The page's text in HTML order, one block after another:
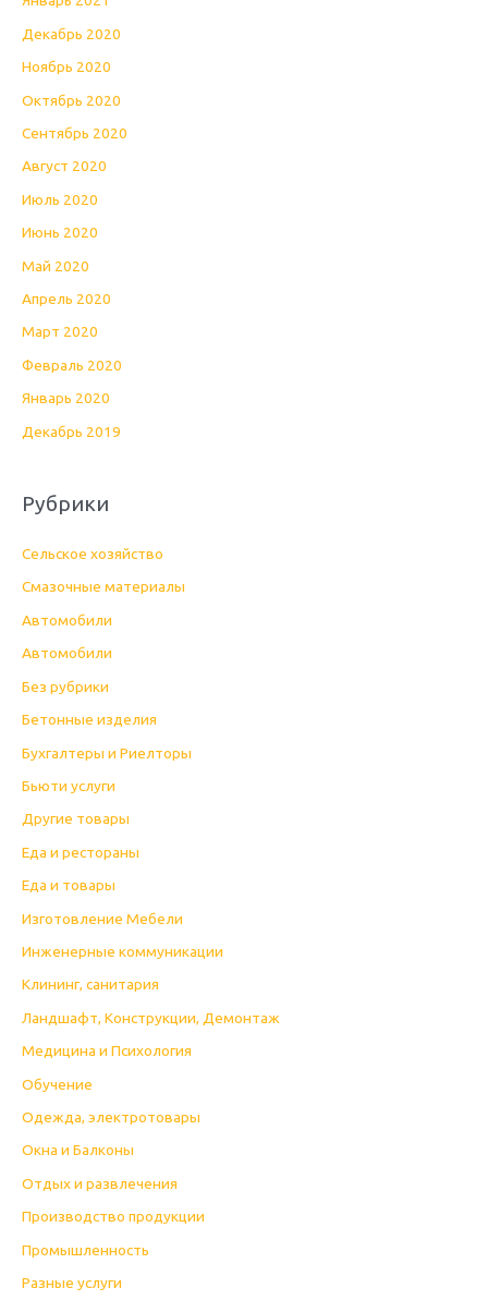
Декабрь 2020
Ноябрь 2020
Октябрь 2020
Сентябрь 2020
Август 2020
Июль 2020
Июнь 2020
Май 2020
Апрель 2020
Март 2020
Февраль 2020
Январь 2020
Декабрь 2019
Рубрики
Cельское хозяйство
Cмазочные материалы
Автомобили
Автомобили
Без рубрики
Бетонные изделия
Бухгалтеры и Риелторы
Бьюти услуги
Другие товары
Еда и рестораны
Еда и товары
Изготовление Мебели
Инженерные коммуникации
Клининг, санитария
Ландшафт, Конструкции, Демонтаж
Медицина и Психология
Обучение
Одежда, электротовары
Окна и Балконы
Отдых и развлечения
Производство продукции
Промышленность
Разные услуги